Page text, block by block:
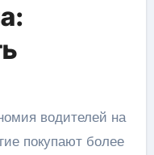
водителей на
покупают более